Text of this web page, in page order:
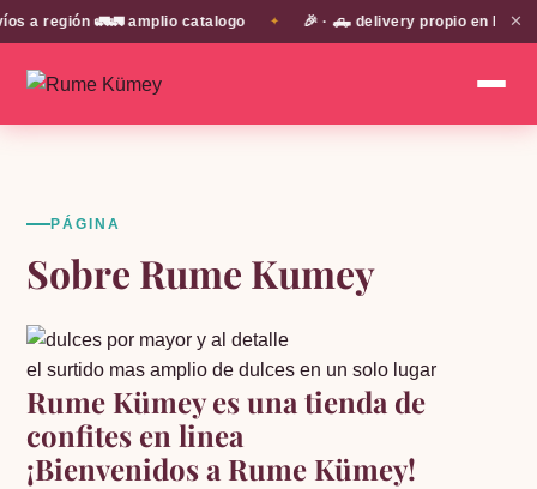
🚛🚛 amplio catalogo ✦ 🎉 · 🛻 delivery propio en EN TODA
✕
PÁGINA
Sobre Rume Kumey
el surtido mas amplio de dulces en un solo lugar
Rume Kümey es una tienda de
confites en linea
¡Bienvenidos a Rume Kümey!